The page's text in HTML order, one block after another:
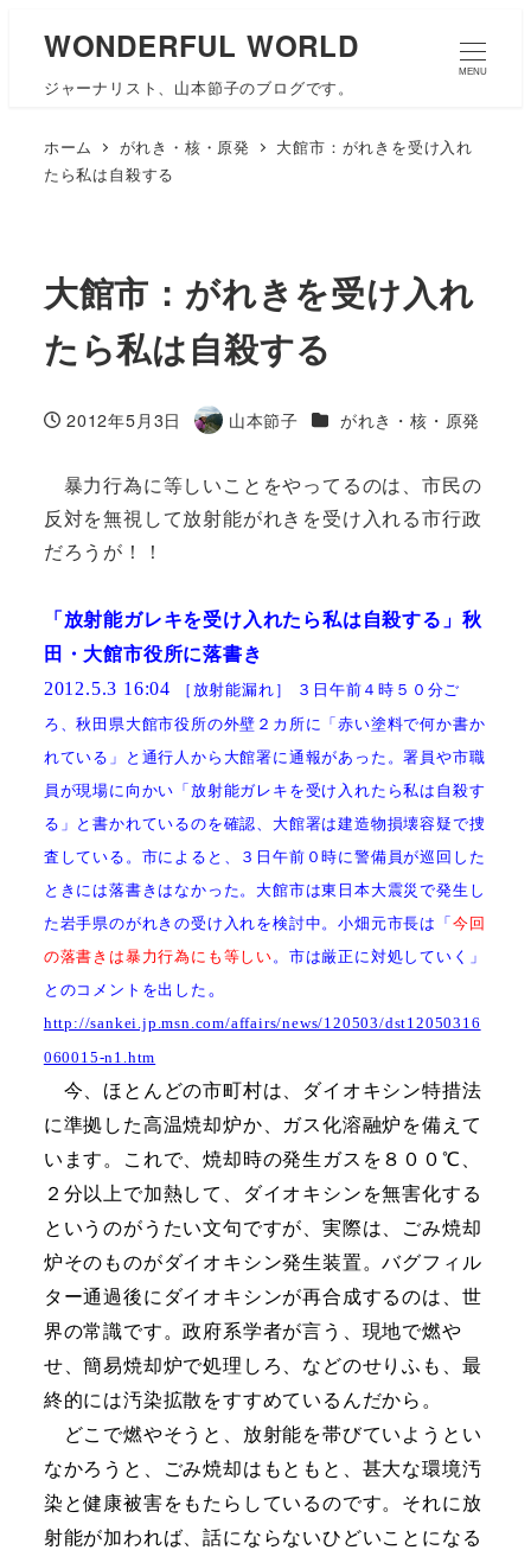
WONDERFUL WORLD
ジャーナリスト、山本節子のブログです。
MENU
ホーム がれき・核・原発
大館市：がれきを受け入れ
たら私は自殺する
大館市：がれきを受け入れ
たら私は自殺する
投稿日
2012年5月3日
著
山本節子 カテゴリー
がれき・核・原発
暴力行為に等しいことをやってるのは、市民の
反対を無視して放射能がれきを受け入れる市行政
だろうが！！
「放射能ガレキを受け入れたら私は自殺する」秋
田・大館市役所に落書き
2012.5.3 16:04
［放射能漏れ］
３日午前４時５０分ご
ろ、秋田県大館市役所の外壁２カ所に「赤い塗料で何か書か
れている」と通行人から大館署に通報があった。署員や市職
員が現場に向かい「放射能ガレキを受け入れたら私は自殺す
る」と書かれているのを確認、大館署は建造物損壊容疑で捜
査している。市によると、３日午前０時に警備員が巡回した
ときには落書きはなかった。大館市は東日本大震災で発生し
た岩手県のがれきの受け入れを検討中。小畑元市長は「今回
の落書きは暴力行為にも等しい。市は厳正に対処していく」
とのコメントを出した。
http://sankei.jp.msn.com/affairs/news/120503/dst12050316
060015-n1.htm
今、ほとんどの市町村は、ダイオキシン特措法
に準拠した高温焼却炉か、ガス化溶融炉を備えて
います。これで、焼却時の発生ガスを８００℃、
２分以上で加熱して、ダイオキシンを無害化する
というのがうたい文句ですが、実際は、ごみ焼却
炉そのものがダイオキシン発生装置。バグフィル
ター通過後にダイオキシンが再合成するのは、世
界の常識です。政府系学者が言う、現地で燃や
せ、簡易焼却炉で処理しろ、などのせりふも、最
終的には汚染拡散をすすめているんだから。
どこで燃やそうと、放射能を帯びていようとい
なかろうと、ごみ焼却はもともと、甚大な環境汚
染と健康被害をもたらしているのです。それに放
射能が加われば、話にならないひどいことになる